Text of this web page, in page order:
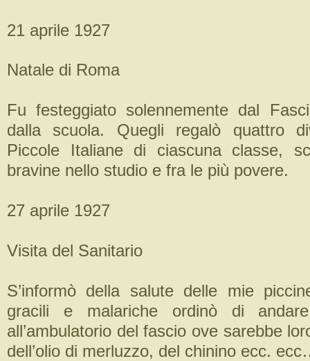
21 aprile 1927
Natale di Roma
Fu festeggiato solennemente dal
dalla scuola. Quegli regalò quattro
Piccole Italiane di ciascuna classe,
bravine nello studio e fra le più povere.
27 aprile 1927
Visita del Sanitario
S’informò della salute delle mie
gracili e malariche ordinò di
all’ambulatorio del fascio ove sarebbe
dell’olio di merluzzo, del chinino ecc.